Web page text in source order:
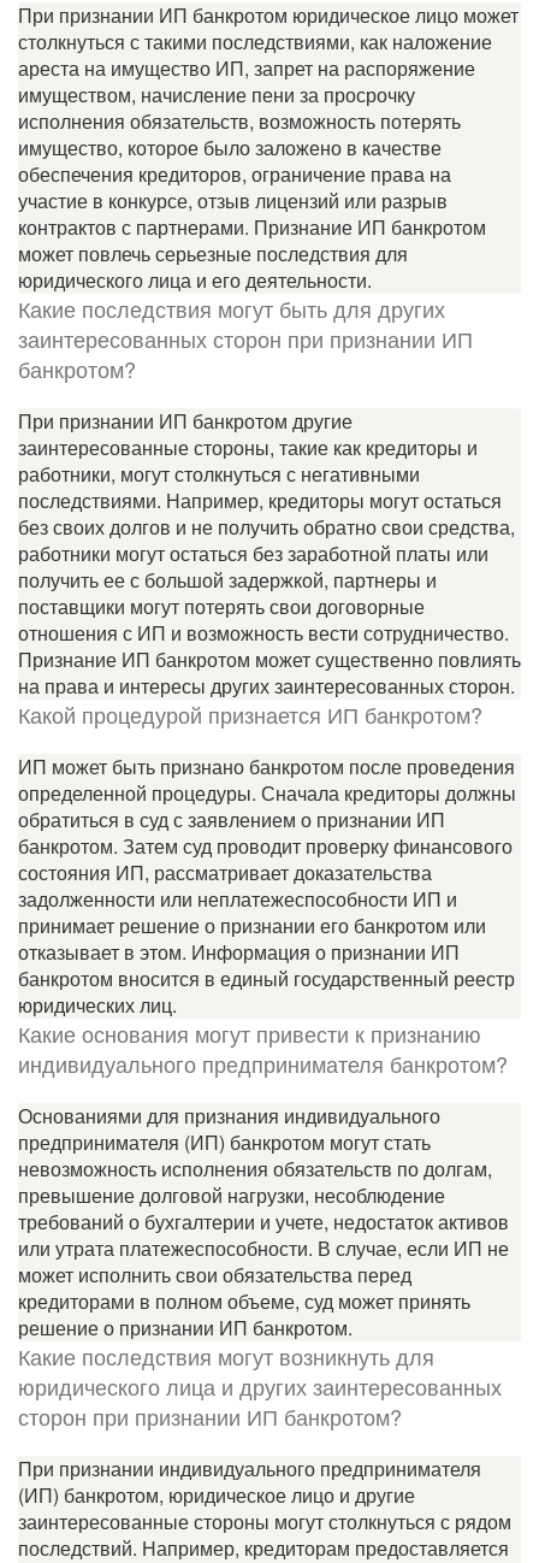
При признании ИП банкротом юридическое лицо может
столкнуться с такими последствиями, как наложение
ареста на имущество ИП, запрет на распоряжение
имуществом, начисление пени за просрочку
исполнения обязательств, возможность потерять
имущество, которое было заложено в качестве
обеспечения кредиторов, ограничение права на
участие в конкурсе, отзыв лицензий или разрыв
контрактов с партнерами. Признание ИП банкротом
может повлечь серьезные последствия для
юридического лица и его деятельности.
Какие последствия могут быть для других
заинтересованных сторон при признании ИП
банкротом?
При признании ИП банкротом другие
заинтересованные стороны, такие как кредиторы и
работники, могут столкнуться с негативными
последствиями. Например, кредиторы могут остаться
без своих долгов и не получить обратно свои средства,
работники могут остаться без заработной платы или
получить ее с большой задержкой, партнеры и
поставщики могут потерять свои договорные
отношения с ИП и возможность вести сотрудничество.
Признание ИП банкротом может существенно повлиять
на права и интересы других заинтересованных сторон.
Какой процедурой признается ИП банкротом?
ИП может быть признано банкротом после проведения
определенной процедуры. Сначала кредиторы должны
обратиться в суд с заявлением о признании ИП
банкротом. Затем суд проводит проверку финансового
состояния ИП, рассматривает доказательства
задолженности или неплатежеспособности ИП и
принимает решение о признании его банкротом или
отказывает в этом. Информация о признании ИП
банкротом вносится в единый государственный реестр
юридических лиц.
Какие основания могут привести к признанию
индивидуального предпринимателя банкротом?
Основаниями для признания индивидуального
предпринимателя (ИП) банкротом могут стать
невозможность исполнения обязательств по долгам,
превышение долговой нагрузки, несоблюдение
требований о бухгалтерии и учете, недостаток активов
или утрата платежеспособности. В случае, если ИП не
может исполнить свои обязательства перед
кредиторами в полном объеме, суд может принять
решение о признании ИП банкротом.
Какие последствия могут возникнуть для
юридического лица и других заинтересованных
сторон при признании ИП банкротом?
При признании индивидуального предпринимателя
(ИП) банкротом, юридическое лицо и другие
заинтересованные стороны могут столкнуться с рядом
последствий. Например, кредиторам предоставляется